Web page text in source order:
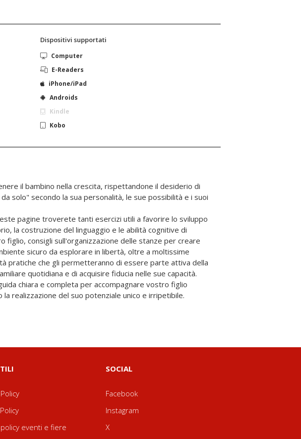
Dispositivi supportati
Computer
E-Readers
iPhone/iPad
Androids
Kindle
Kobo
il bambino nella crescita, rispettandone il desiderio di
solo" secondo la sua personalità, le sue possibilità e i suoi
pagine troverete tanti esercizi utili a favorire lo sviluppo
la costruzione del linguaggio e le abilità cognitive di
figlio, consigli sull'organizzazione delle stanze per creare
sicuro da esplorare in libertà, oltre a moltissime
pratiche che gli permetteranno di essere parte attiva della
quotidiana e di acquisire fiducia nelle sue capacità.
chiara e completa per accompagnare vostro figlio
la realizzazione del suo potenziale unico e irripetibile.
policy eventi e fiere
SOCIAL
Facebook
Instagram
X